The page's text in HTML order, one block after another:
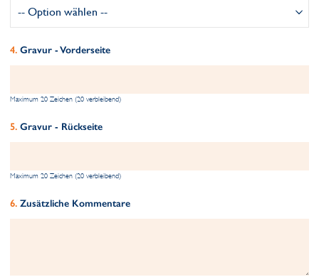
Gravur - Vorderseite
Maximum 20 Zeichen (20 verbleibend)
Gravur - Rückseite
Maximum 20 Zeichen (20 verbleibend)
Zusätzliche Kommentare